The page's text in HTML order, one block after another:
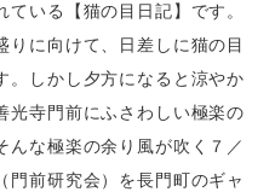
いる【猫の目日記】です。
りに向けて、日差しに猫の目
。しかし夕方になると涼やか
光寺門前にふさわしい極楽の
んな極楽の余り風が吹く７／
門前研究会）を長門町のギャ